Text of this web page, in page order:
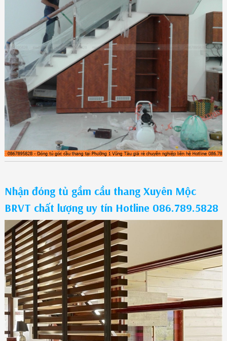
Nhận đóng tủ gầm cầu thang Xuyên Mộc
BRVT chất lượng uy tín Hotline 086.789.5828